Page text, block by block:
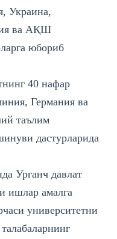
Украина,
ва АҚШ
юбориб
40 нафар
Германия ва
таълим
дастурларида
Урганч давлат
ишлар амалга
университетни